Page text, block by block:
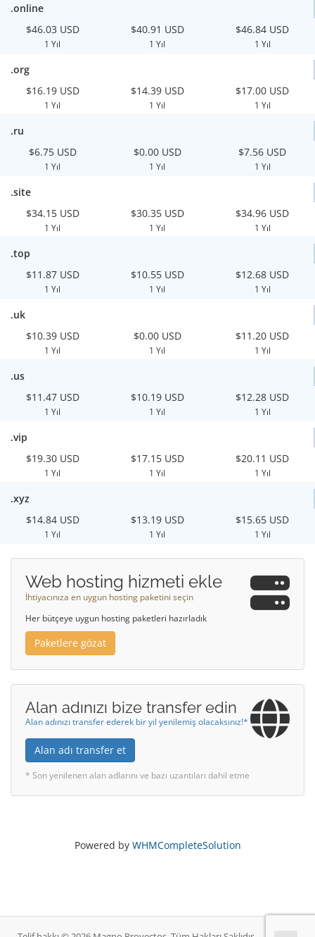
.online
$46.03 USD
1 Yıl
$40.91 USD
1 Yıl
$46.84 USD
1 Yıl
.org
$16.19 USD
1 Yıl
$14.39 USD
1 Yıl
$17.00 USD
1 Yıl
.ru
$6.75 USD
1 Yıl
$0.00 USD
1 Yıl
$7.56 USD
1 Yıl
.site
$34.15 USD
1 Yıl
$30.35 USD
1 Yıl
$34.96 USD
1 Yıl
.top
$11.87 USD
1 Yıl
$10.55 USD
1 Yıl
$12.68 USD
1 Yıl
.uk
$10.39 USD
1 Yıl
$0.00 USD
1 Yıl
$11.20 USD
1 Yıl
.us
$11.47 USD
1 Yıl
$10.19 USD
1 Yıl
$12.28 USD
1 Yıl
.vip
$19.30 USD
1 Yıl
$17.15 USD
1 Yıl
$20.11 USD
1 Yıl
.xyz
$14.84 USD
1 Yıl
$13.19 USD
1 Yıl
$15.65 USD
1 Yıl
Web hosting hizmeti ekle
İhtiyacınıza en uygun hosting paketini seçin
Her bütçeye uygun hosting paketleri hazırladık
Paketlere gözat
Alan adınızı bize transfer edin
Alan adınızı transfer ederek bir yıl yenilemiş olacaksınız!*
Alan adı transfer et
* Son yenilenen alan adlarını ve bazı uzantıları dahil etme
Powered by WHMCompleteSolution